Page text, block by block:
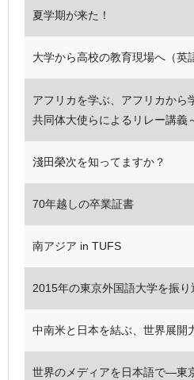
夏学期が来た！
大学から高校の教育現場へ（英
アフリカを学ぶ、アフリカから
共同体大使らによるリレー講義
淺田榮次を知ってますか？
70年越しの卒業証書
南アジア in TUFS
2015年の東京外国語大学を振り
中南米と日本を結ぶ、世界展開
世界のメディアを日本語で―東